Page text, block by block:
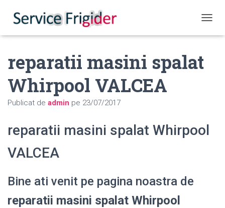
reparatii masini spalat
Whirpool VALCEA
Publicat de admin pe 23/07/2017
reparatii masini spalat Whirpool
VALCEA
Bine ati venit pe pagina noastra de
reparatii masini spalat Whirpool